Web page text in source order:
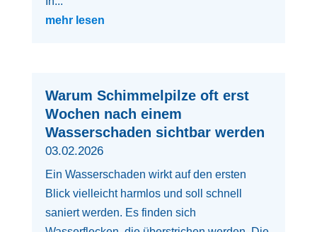
mehr lesen
Warum Schimmelpilze oft erst
Wochen nach einem
Wasserschaden sichtbar werden
03.02.2026
Ein Wasserschaden wirkt auf den ersten
Blick vielleicht harmlos und soll schnell
saniert werden. Es finden sich